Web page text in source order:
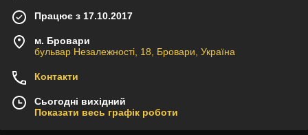
Працює з 17.10.2017
м. Бровари
бульвар Незалежності, 18, Бровари, Україна
Контакти
Сьогодні вихідний
Показати весь графік роботи